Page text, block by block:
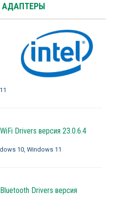
АДАПТЕРЫ
Drivers версия 23.0.6.4
10, Windows 11
Drivers версия